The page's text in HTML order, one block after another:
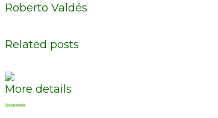
Roberto Valdés
Related posts
More details
Sin categoría